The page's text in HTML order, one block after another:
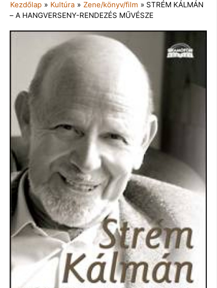
Kezdőlap » Kultúra » Zene/könyv/film » STRÉM KÁLMÁN
– A HANGVERSENY-RENDEZÉS MŰVÉSZE